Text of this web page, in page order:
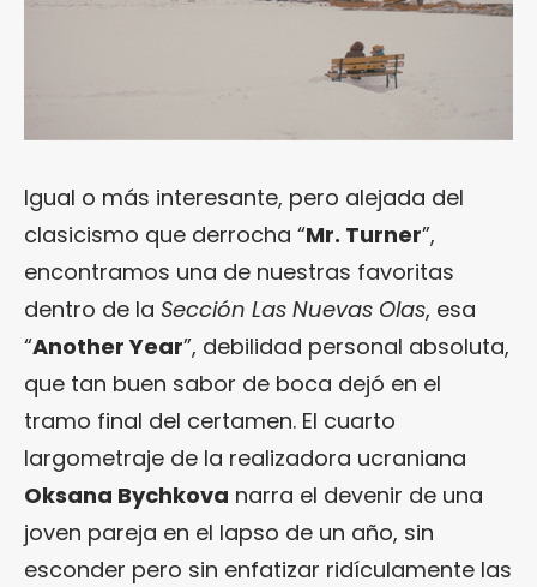
Igual o más interesante, pero alejada del
clasicismo que derrocha “Mr. Turner”,
encontramos una de nuestras favoritas
dentro de la Sección Las Nuevas Olas, esa
“Another Year”, debilidad personal absoluta,
que tan buen sabor de boca dejó en el
tramo final del certamen. El cuarto
largometraje de la realizadora ucraniana
Oksana Bychkova narra el devenir de una
joven pareja en el lapso de un año, sin
esconder pero sin enfatizar ridículamente las